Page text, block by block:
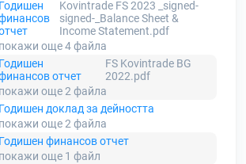
Годишен
Kovintrade FS 2023 _signed-
signed-_Balance Sheet &
Income Statement.pdf
покажи още 4файла
Годишен
отчет
FS Kovintrade BG
2022.pdf
покажи още 2файла
Годишен доклад за дейността
покажи още 2файла
Годишен финансов отчет
покажи още 1 файл